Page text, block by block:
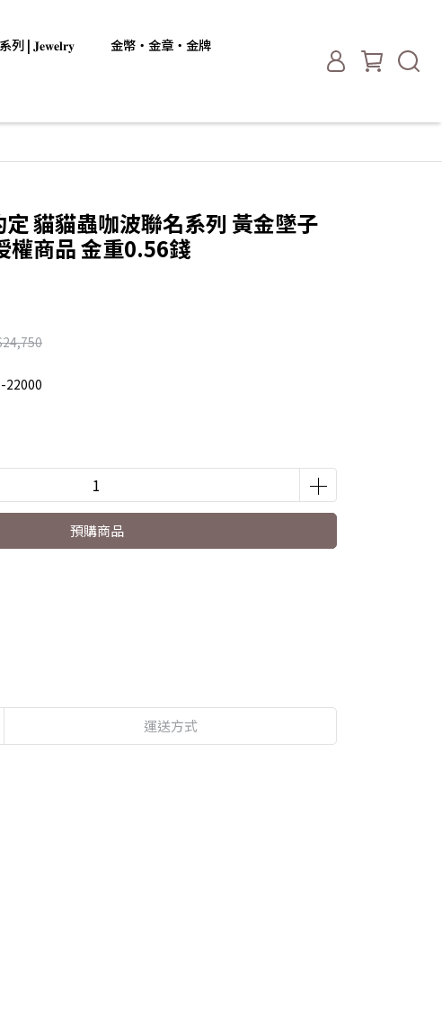
列 | 𝐉𝐞𝐰𝐞𝐥𝐫𝐲
金幣・金章・金牌
貓貓蟲咖波聯名系列 黃金墜子
權商品 金重0.56錢
22000
預購商品
運送方式